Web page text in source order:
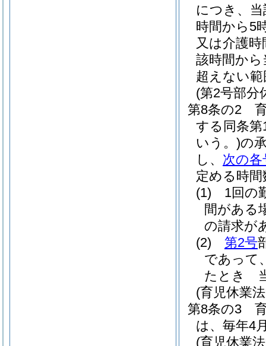
につき、
時間から5
又は介護
該時間か
超えない
(第2号部分
第8条の2
する同条
いう。)の
し、 次の各
定める時間
(1)
1回の
間がある
の請求が
(2)
第2号
であって
たとき
(育児休業
第8条の3
は、毎年4
(育児休業